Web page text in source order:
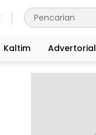
Kaltim Advertorial